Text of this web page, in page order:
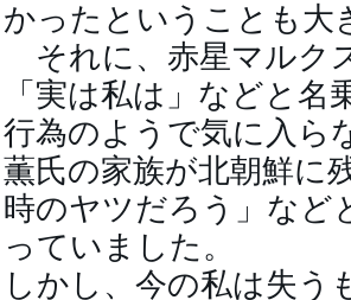
かったということも
それに、赤星マルク
「実は私は」などと
行為のようで気に入ら
薫氏の家族が北朝鮮に
時のヤツだろう」など
っていました。
しかし、今の私は失う